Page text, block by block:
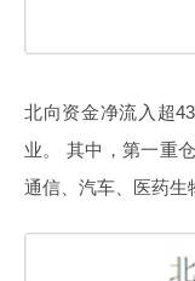
北向资金净流入超
业。 其中，第一重
通信、汽车、医药生